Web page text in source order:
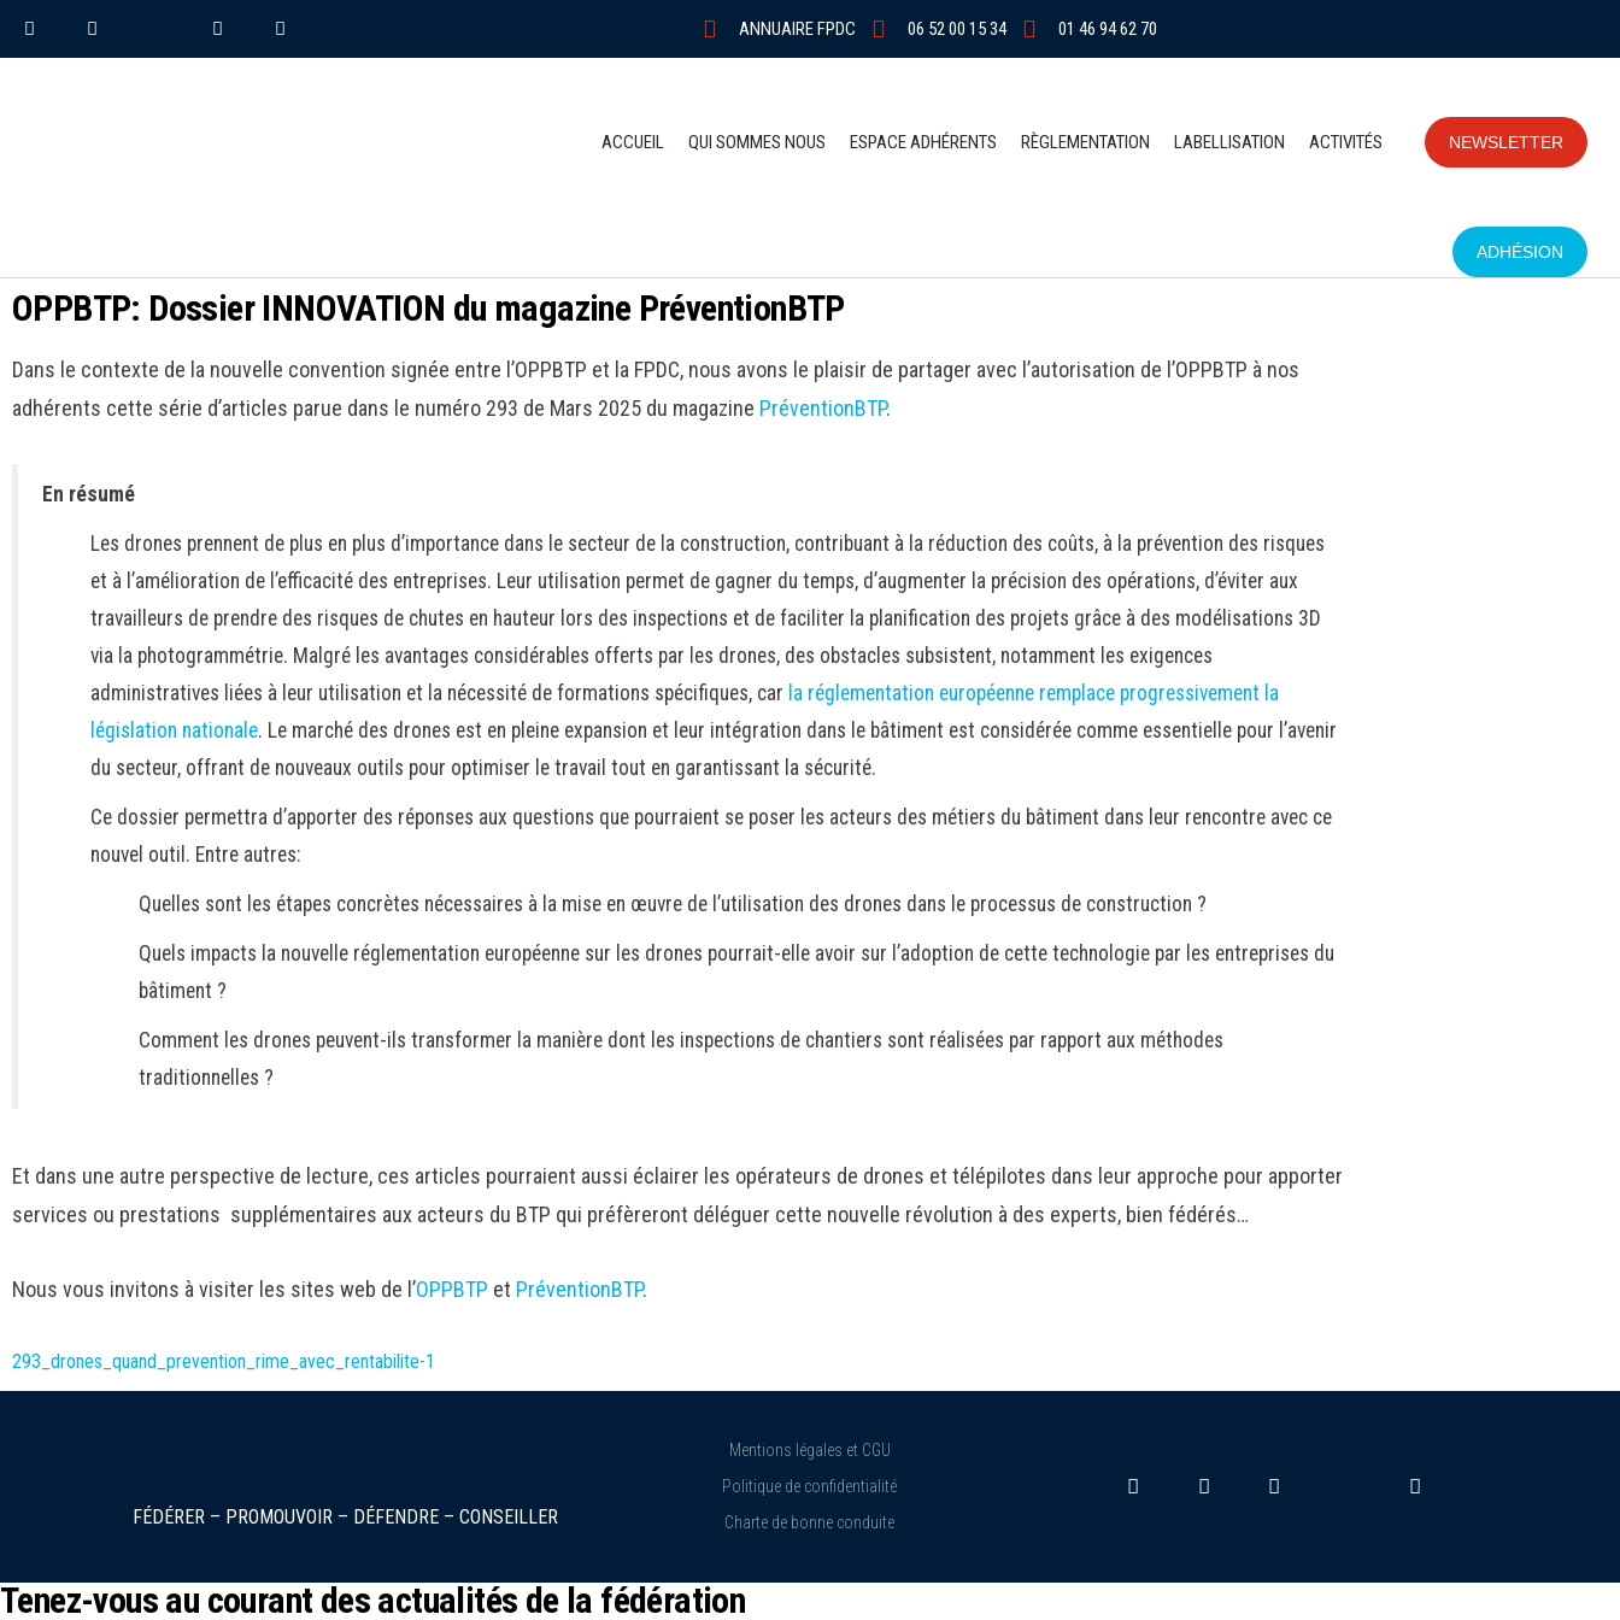
ANNUAIRE FPDC 06 52 00 15 34 01 46 94 62 70
ACCUEIL QUI SOMMES NOUS ESPACE ADHÉRENTS RÈGLEMENTATION LABELLISATION ACTIVITÉS NEWSLETTER
ADHÉSION
OPPBTP: Dossier INNOVATION du magazine PréventionBTP
Dans le contexte de la nouvelle convention signée entre l’OPPBTP et la FPDC, nous avons le plaisir de partager avec l’autorisation de l’OPPBTP à nos
adhérents cette série d’articles parue dans le numéro 293 de Mars 2025 du magazine PréventionBTP.
En résumé
Les drones prennent de plus en plus d’importance dans le secteur de la construction, contribuant à la réduction des coûts, à la prévention des risques
et à l’amélioration de l’efficacité des entreprises. Leur utilisation permet de gagner du temps, d’augmenter la précision des opérations, d’éviter aux
travailleurs de prendre des risques de chutes en hauteur lors des inspections et de faciliter la planification des projets grâce à des modélisations 3D
via la photogrammétrie. Malgré les avantages considérables offerts par les drones, des obstacles subsistent, notamment les exigences
administratives liées à leur utilisation et la nécessité de formations spécifiques, car la réglementation européenne remplace progressivement la
législation nationale. Le marché des drones est en pleine expansion et leur intégration dans le bâtiment est considérée comme essentielle pour l’avenir
du secteur, offrant de nouveaux outils pour optimiser le travail tout en garantissant la sécurité.
Ce dossier permettra d’apporter des réponses aux questions que pourraient se poser les acteurs des métiers du bâtiment dans leur rencontre avec ce
nouvel outil. Entre autres:
Quelles sont les étapes concrètes nécessaires à la mise en œuvre de l’utilisation des drones dans le processus de construction ?
Quels impacts la nouvelle réglementation européenne sur les drones pourrait-elle avoir sur l’adoption de cette technologie par les entreprises du
bâtiment ?
Comment les drones peuvent-ils transformer la manière dont les inspections de chantiers sont réalisées par rapport aux méthodes
traditionnelles ?
Et dans une autre perspective de lecture, ces articles pourraient aussi éclairer les opérateurs de drones et télépilotes dans leur approche pour apporter
services ou prestations supplémentaires aux acteurs du BTP qui préfèreront déléguer cette nouvelle révolution à des experts, bien fédérés…
Nous vous invitons à visiter les sites web de l’OPPBTP et PréventionBTP.
293_drones_quand_prevention_rime_avec_rentabilite-1
FÉDÉRER – PROMOUVOIR – DÉFENDRE – CONSEILLER
Mentions légales et CGU
Politique de confidentialité
Charte de bonne conduite
Tenez-vous au courant des actualités de la fédération